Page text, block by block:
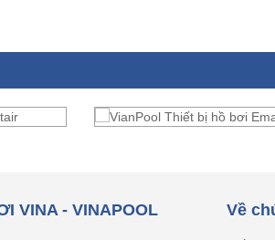
VINA - VINAPOOL Về